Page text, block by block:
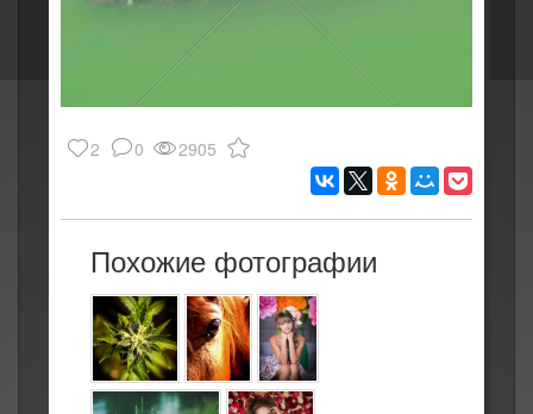
2 0 2905
Похожие фотографии